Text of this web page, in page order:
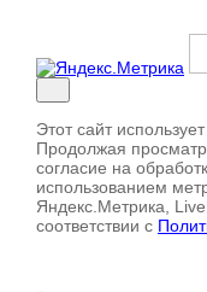
Этот сайт
Продолжая
согласие на
использованием
Яндекс.Метрика,
соответствии с